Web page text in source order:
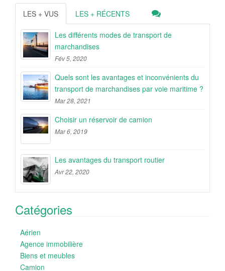
LES + VUS LES + RÉCENTS
Les différents modes de transport de
marchandises
Fév 5, 2020
Quels sont les avantages et inconvénients du
transport de marchandises par voie maritime ?
Mar 28, 2021
Choisir un réservoir de camion
Mar 6, 2019
Les avantages du transport routier
Avr 22, 2020
Catégories
Aérien
Agence immobilière
Biens et meubles
Camion